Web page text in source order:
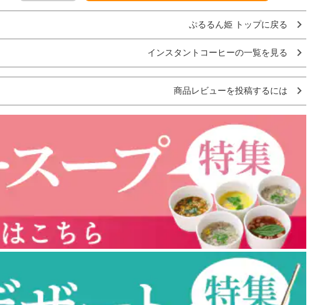
ぷるるん姫 トップに戻る
インスタントコーヒーの一覧を見る
商品レビューを投稿するには